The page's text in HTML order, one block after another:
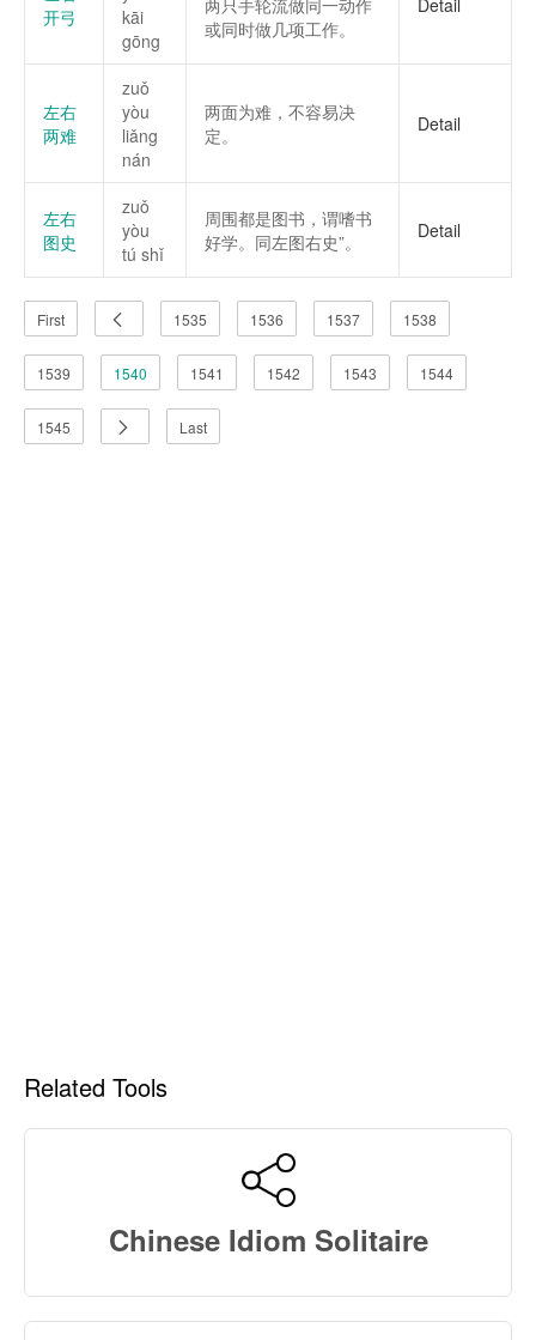
开弓
kāi
gōng
两只手轮流做同一动作
或同时做几项工作。
Detail
左右
两难
zuǒ
yòu
liǎng
nán
两面为难，不容易决
定。
Detail
左右
图史
zuǒ
yòu
tú shǐ
周围都是图书，谓嗜书
好学。同左图右史”。
Detail
First 1535 1536 1537 1538
1539 1540 1541 1542 1543 1544
1545 Last
Related Tools
Chinese Idiom Solitaire